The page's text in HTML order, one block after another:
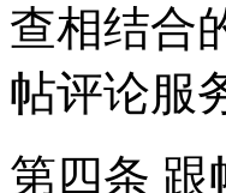
查相结合
帖评论服
第四条 跟